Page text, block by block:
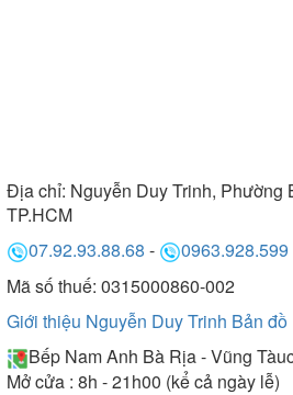
Địa chỉ: Nguyễn Duy Trinh, Phường
TP.HCM
07.92.93.88.68 -
0963.928.599
Mã số thuế: 0315000860-002
Giới thiệu Nguyễn Duy Trinh Bản đồ
Bếp Nam Anh Bà Rịa - Vũng Tàu
Mở cửa : 8h - 21h00 (kể cả ngày lễ)